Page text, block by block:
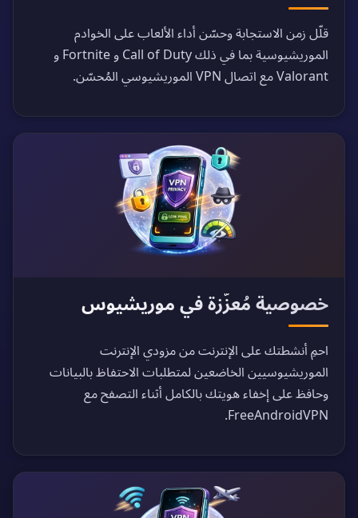
قلّل زمن الاستجابة وحسّن أداء الألعاب على الخوادم
الموريشيوسية بما في ذلك Call of Duty و Fortnite و
Valorant مع اتصال VPN الموريشيوسي المُحسّن.
خصوصية مُعزّزة في موريشيوس
احمِ أنشطتك على الإنترنت من مزودي الإنترنت
الموريشيوسيين الخاضعين لمتطلبات الاحتفاظ بالبيانات
وحافظ على إخفاء هويتك بالكامل أثناء التصفح مع
FreeAndroidVPN.